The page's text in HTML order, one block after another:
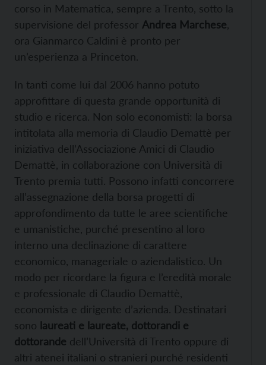
corso in Matematica, sempre a Trento, sotto la
supervisione del professor Andrea Marchese
ora Gianmarco Caldini è pronto per
un’esperienza a Princeton.
In tanti come lui dal 2006 hanno potuto
approfittare di questa grande opportunità di
studio e ricerca. Non solo economisti: la borsa
intitolata alla memoria di Claudio Demattè per
iniziativa dell’Associazione Amici di Claudio
Demattè, in collaborazione con Università di
Trento premia tutti. Possono infatti concorrere
all’assegnazione della borsa progetti di
approfondimento da tutte le aree scientifiche
e umanistiche, purché presentino al loro
interno una declinazione di carattere
economico, manageriale o aziendalistico. Un
modo per ricordare la figura e l’eredità morale
e professionale di Claudio Demattè,
economista e dirigente d’azienda. Destinatari
sono laureati e laureate, dottorandi e
dottorande dell’Università di Trento oppure di
altri atenei italiani o stranieri purché residenti